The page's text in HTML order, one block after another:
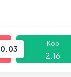
0.03
Köp
2.16